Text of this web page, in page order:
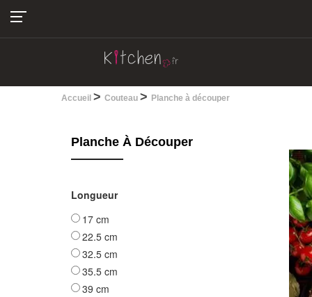
Accueil > Couteau > Planche à découper
Planche À Découper
Longueur
17 cm
22.5 cm
32.5 cm
35.5 cm
39 cm